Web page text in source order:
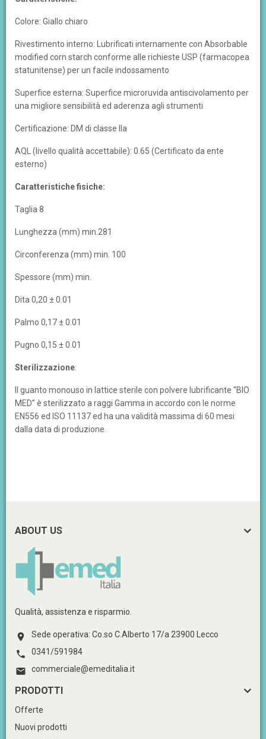
Colore: Giallo chiaro
Rivestimento interno: Lubrificati internamente con Absorbable
modified corn starch conforme alle richieste USP (farmacopea
statunitense) per un facile indossamento
Superfice esterna: Superfice microruvida antiscivolamento per
una migliore sensibilità ed aderenza agli strumenti
Certificazione: DM di classe IIa
AQL (livello qualità accettabile): 0.65 (Certificato da ente
esterno)
Caratteristiche fisiche:
Taglia 8
Lunghezza (mm) min.281
Circonferenza (mm) min. 100
Spessore (mm) min.
Dita 0,20 ± 0.01
Palmo 0,17 ± 0.01
Pugno 0,15 ± 0.01
Sterilizzazione:
Il guanto monouso in lattice sterile con polvere lubrificante “BIO
MED” è sterilizzato a raggi Gamma in accordo con le norme
EN556 ed ISO 11137 ed ha una validità massima di 60 mesi
dalla data di produzione.
ABOUT US
Qualità, assistenza e risparmio.
 Sede operativa: Co.so C.Alberto 17/a 23900 Lecco
 0341/591984
 commerciale@emeditalia.it
PRODOTTI
Offerte
Nuovi prodotti